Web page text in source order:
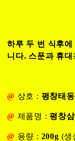
하루 두 번 식후에
니다. 스푼과 휴
@ 상호 : 평창태
@ 제품명 :평창
@ 용량 : 200g (생